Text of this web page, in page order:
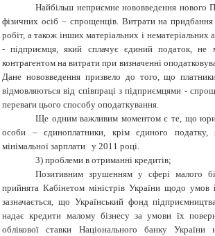
Найбільш неприємне нововведення нового
фізичних осіб – спрощенців. Витрати на придбання
робіт, а також інших матеріальних і нематеріальних
- підприємця, який сплачує єдиний податок, не
контрагентом на витрати при визначенні
Дане нововведення призвело до того, що
відмовляються від співпраці з підприємцями -
переваги цього способу оподаткування.
Ще одним важливим моментом є те, що
особи – єдиноплатники, крім єдиного
мінімальної зарплати у 2011 році.
3) проблеми в отриманні кредитів;
Позитивним зрушенням у сфері малого
прийнята Кабінетом міністрів України щодо
зазначається, що Український фонд
надає кредити малому бізнесу за умови їх
облікової ставки Національного банку